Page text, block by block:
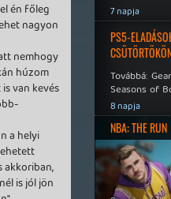
én főleg
nagyon
nemhogy
húzom
van kevés
a helyi
akkoriban,
is jól jön
7 napja
PS5-
Továbbá:
Seasons of
Speed.
8 napja
NBA: THE RUN